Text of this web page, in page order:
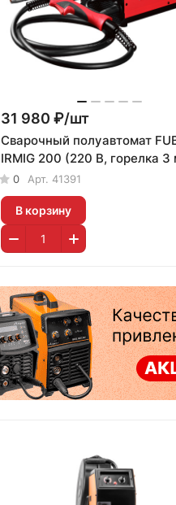
31 980 ₽/шт
Сварочный полуавтомат
IRMIG 200 (220 В, горелка 3
0 Арт. 41391
В корзину